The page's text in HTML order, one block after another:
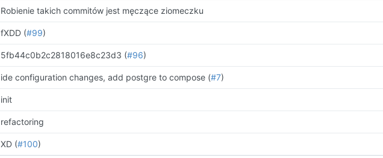
Robienie takich commitów jest męczące ziomeczku
fXDD (#99)
5fb44c0b2c2818016e8c23d3 (#96)
ide configuration changes, add postgre to compose (#7)
init
refactoring
XD (#100)